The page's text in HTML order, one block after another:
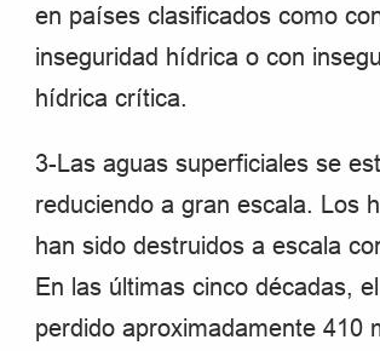
en países clasificados como
inseguridad hídrica o con
hídrica crítica.
3-Las aguas superficiales se
reduciendo a gran escala. Los
han sido destruidos a escala
En las últimas cinco décadas,
perdido aproximadamente 410